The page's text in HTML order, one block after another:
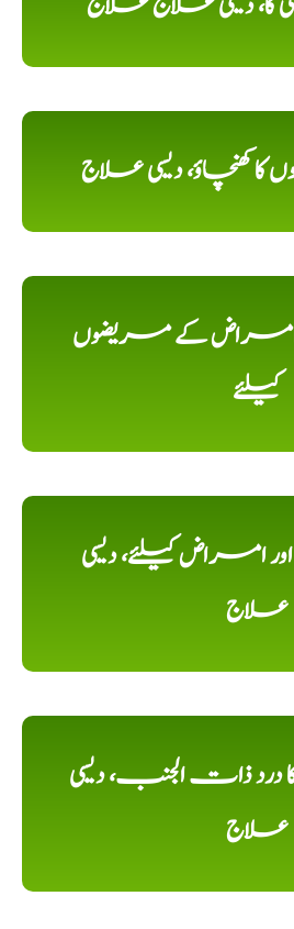
کا کھنچاؤ، دیسی علاج
امراض کے مریضوں
کیلئے
امراض کیلئے، دیسی
علاج
درد ذات الجنب، دیسی
علاج